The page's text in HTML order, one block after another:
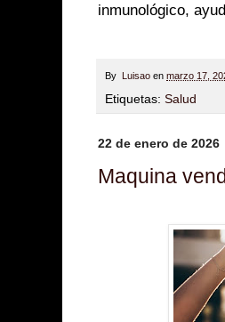
inmunológico,
By Luisao en marzo 17,
Etiquetas: Salud
22 de enero de 2026
Maquina